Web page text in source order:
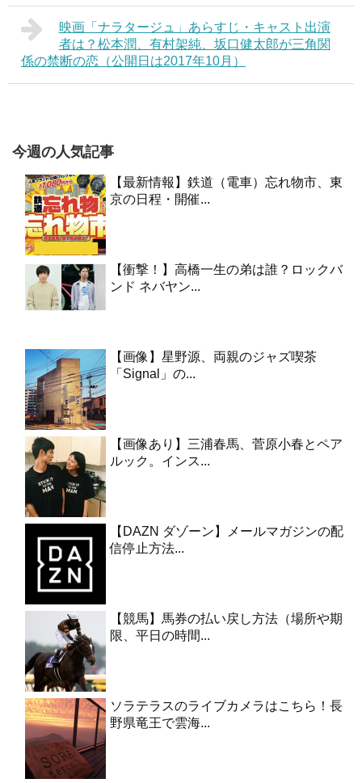
映画「ナラタージュ」あらすじ・キャスト出演
者は？松本潤、有村架純、坂口健太郎が三角関
係の禁断の恋（公開日は2017年10月）
今週の人気記事
【最新情報】鉄道（電車）忘れ物市、東
京の日程・開催...
【衝撃！】高橋一生の弟は誰？ロックバ
ンド ネバヤン...
【画像】星野源、両親のジャズ喫茶
「Signal」の...
【画像あり】三浦春馬、菅原小春とペア
ルック。インス...
【DAZN ダゾーン】メールマガジンの配
信停止方法...
【競馬】馬券の払い戻し方法（場所や期
限、平日の時間...
ソラテラスのライブカメラはこちら！長
野県竜王で雲海...